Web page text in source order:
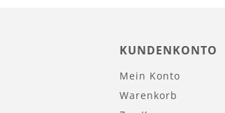
KUNDENKONTO
Mein Konto
Warenkorb